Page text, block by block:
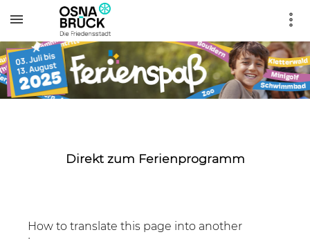
Direkt zum Ferienprogramm
How to translate this page into another